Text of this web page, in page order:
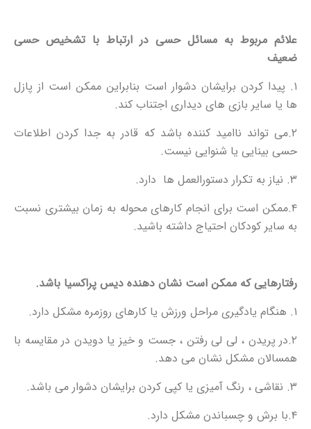
علائم مربوط به مسائل حسی در ارتباط با تشخیص حسی
ضعیف
۱. پیدا کردن برایشان دشوار است بنابراین ممکن است از پازل
ها یا سایر بازی های دیداری اجتناب کند.
۲.می تواند ناامید کننده باشد که قادر به جدا کردن اطلاعات
حسی بینایی یا شنوایی نیست.
۳. نیاز به تکرار دستورالعمل ها دارد.
۴.ممکن است برای انجام کارهای محوله به زمان بیشتری نسبت
به سایر کودکان احتیاج داشته باشید.
رفتارهایی که ممکن است نشان دهنده دیس پراکسیا باشد.
۱. هنگام یادگیری مراحل ورزش یا کارهای روزمره مشکل دارد.
۲.در پریدن ، لی لی رفتن ، جست و خیز یا دویدن در مقایسه با
همسالان مشکل نشان می دهد.
۳. نقاشی ، رنگ آمیزی یا کپی کردن برایشان دشوار می باشد.
۴.با برش و چسباندن مشکل دارد.